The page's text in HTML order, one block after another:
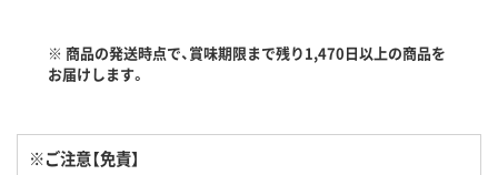
※ 商品の発送時点で、賞味期限まで残り1,470日以上の商品を
お届けします。
※ご注意【免責】